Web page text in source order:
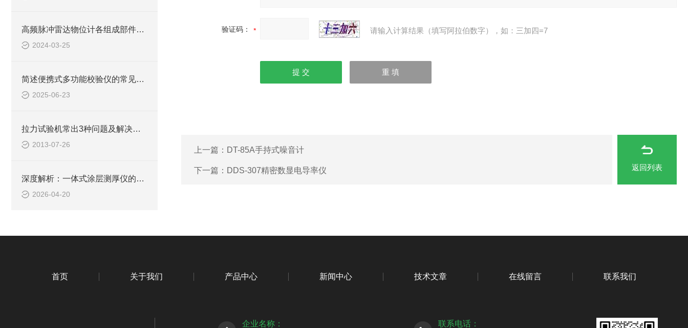
高频脉冲雷达物位计各组成部件的功能特点分享
2024-03-25
简述便携式多功能校验仪的常见故障相应解决方法
2025-06-23
拉力试验机常出3种问题及解决方法
2013-07-26
深度解析：一体式涂层测厚仪的正确使用方法全攻略
2026-04-20
验证码： 请输入计算结果（填写阿拉伯数字），如：三加四=7
上一篇： DT-85A手持式噪音计
下一篇： DDS-307精密数显电导率仪 返回列表
首页 关于我们 产品中心 新闻中心 技术文章 在线留言 联系我们
企业名称： 联系电话：